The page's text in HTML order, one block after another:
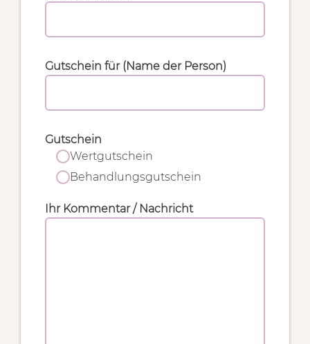
Gutschein für (Name der Person)
Gutschein
Wertgutschein
Behandlungsgutschein
Ihr Kommentar / Nachricht